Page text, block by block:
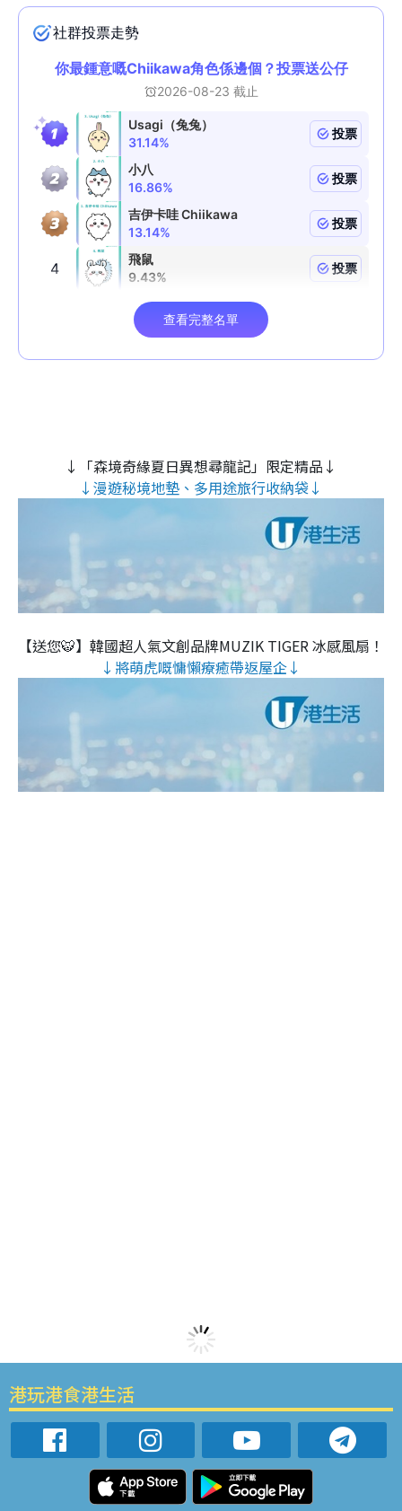
↓「森境奇緣夏日異想尋龍記」限定精品↓
↓漫遊秘境地墊、多用途旅行收納袋↓
【送您🐯】韓國超人氣文創品牌MUZIK TIGER 冰感風扇！
↓將萌虎嘅慵懶療癒帶返屋企↓
港玩港食港生活